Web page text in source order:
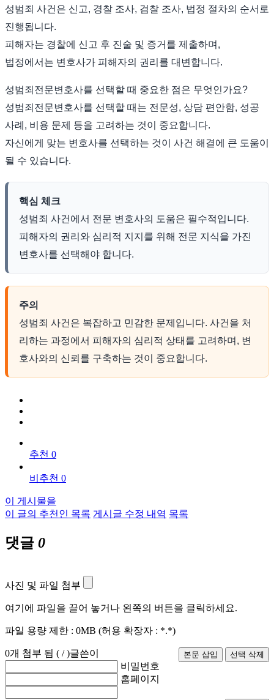
성범죄 사건은 신고, 경찰 조사, 검찰 조사, 법정 절차의 순서로
진행됩니다.
피해자는 경찰에 신고 후 진술 및 증거를 제출하며,
법정에서는 변호사가 피해자의 권리를 대변합니다.
성범죄전문변호사를 선택할 때 중요한 점은 무엇인가요?
성범죄전문변호사를 선택할 때는 전문성, 상담 편안함, 성공
사례, 비용 문제 등을 고려하는 것이 중요합니다.
자신에게 맞는 변호사를 선택하는 것이 사건 해결에 큰 도움이
될 수 있습니다.
핵심 체크
성범죄 사건에서 전문 변호사의 도움은 필수적입니다.
피해자의 권리와 심리적 지지를 위해 전문 지식을 가진
변호사를 선택해야 합니다.
주의
성범죄 사건은 복잡하고 민감한 문제입니다. 사건을 처
리하는 과정에서 피해자의 심리적 상태를 고려하며, 변
호사와의 신뢰를 구축하는 것이 중요합니다.
추천 0
비추천 0
이 게시물을
이 글의 추천인 목록 게시글 수정 내역 목록
댓글 0
사진 및 파일 첨부
여기에 파일을 끌어 놓거나 왼쪽의 버튼을 클릭하세요.
파일 용량 제한 : 0MB (허용 확장자 : *.*)
0개 첨부 됨 ( /)글쓴이
비밀번호
홈페이지